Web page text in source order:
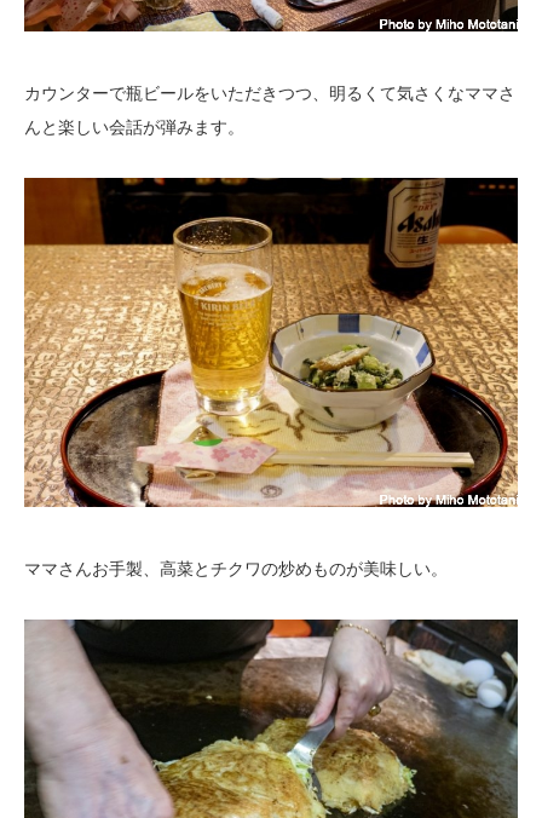
カウンターで瓶ビールをいただきつつ、明るくて気さくなママさ
んと楽しい会話が弾みます。
ママさんお手製、高菜とチクワの炒めものが美味しい。